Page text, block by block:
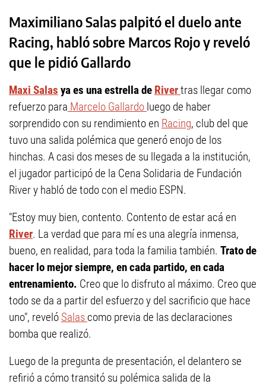
Maximiliano Salas palpitó el duelo ante
Racing, habló sobre Marcos Rojo y reveló
que le pidió Gallardo
Maxi Salas ya es una estrella de Rivertras llegar como
refuerzo para Marcelo Gallardo luego de haber
sorprendido con su rendimiento en Racing, club del que
tuvo una salida polémica que generó enojo de los
hinchas. A casi dos meses de su llegada a la institución,
el jugador participó de la Cena Solidaria de Fundación
River y habló de todo con el medio ESPN.
"Estoy muy bien, contento. Contento de estar acá en
River. La verdad que para mí es una alegría inmensa,
bueno, en realidad, para toda la familia también. Trato de
hacer lo mejor siempre, en cada partido, en cada
entrenamiento. Creo que lo disfruto al máximo. Creo que
todo se da a partir del esfuerzo y del sacrificio que hace
uno", reveló Salas como previa de las declaraciones
bomba que realizó.
Luego de la pregunta de presentación, el delantero se
refirió a cómo transitó su polémica salida de la